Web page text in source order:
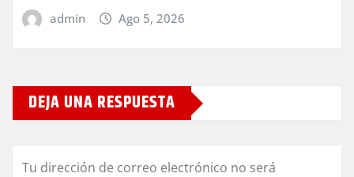
admin Ago 5, 2026
DEJA UNA RESPUESTA
Tu dirección de correo electrónico no será